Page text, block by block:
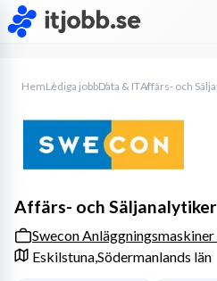
HemLediga jobbData & ITAffärs- och
Affärs- och Säljanalytiker
Swecon Anläggningsmaskiner
Eskilstuna,Södermanlands län